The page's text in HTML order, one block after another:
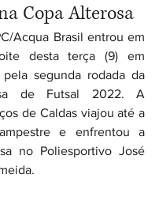
Copa Alterosa
Acqua Brasil entrou em
desta terça (9) em
segunda rodada da
de Futsal 2022. A
de Caldas viajou até a
e enfrentou a
no Poliesportivo José